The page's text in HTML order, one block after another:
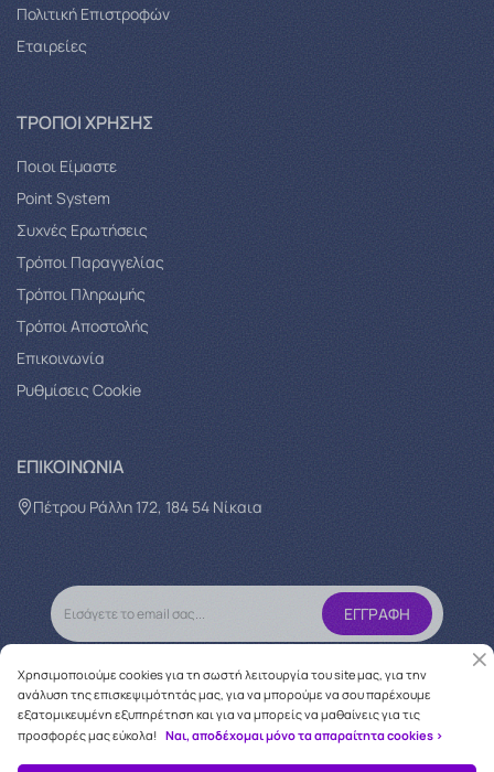
Πολιτική Επιστροφών
Εταιρείες
ΤΡΌΠΟΙ ΧΡΉΣΗΣ
Ποιοι Είμαστε
Point System
Συχνές Ερωτήσεις
Τρόποι Παραγγελίας
Tρόποι Πληρωμής
Τρόποι Αποστολής
Επικοινωνία
Ρυθμίσεις Cookie
ΕΠΙΚΟΙΝΩΝΊΑ
Πέτρου Ράλλη 172, 184 54 Νίκαια
Χρησιμοποιούμε cookies για τη σωστή λειτουργία του site μας, για την
ανάλυση της επισκεψιμότητάς μας, για να μπορούμε να σου παρέχουμε
εξατομικευμένη εξυπηρέτηση και για να μπορείς να μαθαίνεις για τις
προσφορές μας εύκολα! Ναι, αποδέχομαι μόνο τα απαραίτητα cookies >